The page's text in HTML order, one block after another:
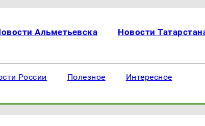
Альметьевска Новости
России Полезное Интересное